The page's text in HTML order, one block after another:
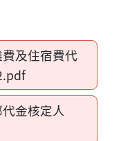
及住宿費代
金核定人